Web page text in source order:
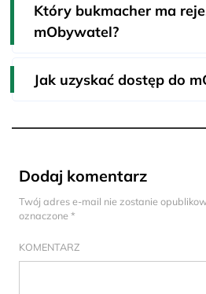
Który bukmacher ma
mObywatel?
Jak uzyskać dostęp do
Dodaj komentarz
Twój adres e-mail nie zostanie
oznaczone*
KOMENTARZ